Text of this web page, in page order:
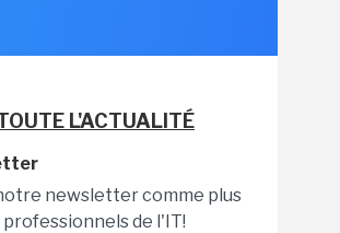
L'ACTUALITÉ
newsletter comme plus
professionnels de l'IT!